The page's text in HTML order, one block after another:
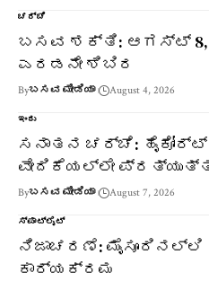
ಚರ್ಚೆ
ಬಸವ ಶಕ್ತಿ: ಆಗಸ್ಟ್
ಎರಡನೇ ಶಿಬಿರ
Byಬಸವ ಮೀಡಿಯಾ August 4, 2026
ಇಂದು
ಸನಾತನ ಚರ್ಚೆ:
ವೇದಿಕೆಯಲ್ಲೇ
Byಬಸವ ಮೀಡಿಯಾ August 7, 2026
ಸ್ಪಾಟ್‌ಲೈಟ್
ನಿಜಾಚರಣೆ: ಮೈಸೂರಿನಲ್ಲಿ
ಕಾರ್ಯಕ್ರಮ